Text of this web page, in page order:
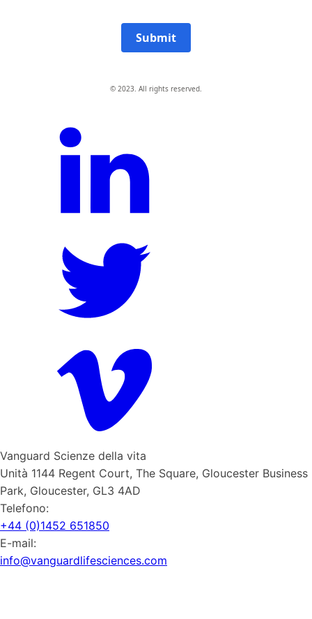
Submit
© 2023. All rights reserved.
Vanguard Scienze della vita
Unità 1144 Regent Court, The Square, Gloucester Business
Park, Gloucester, GL3 4AD
Telefono:
+44 (0)1452 651850
E-mail:
info@vanguardlifesciences.com